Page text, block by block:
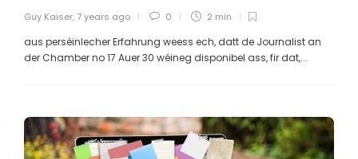
Guy Kaiser, 7 years ago 0 2 min
aus perséinlecher Erfahrung weess ech, datt de Journalist an
der Chamber no 17 Auer 30 wéineg disponibel ass, fir dat,...